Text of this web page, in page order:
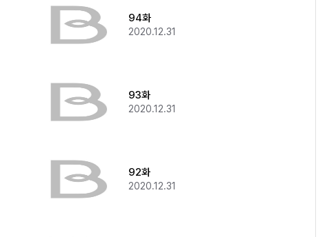
94화
2020.12.31
93화
2020.12.31
92화
2020.12.31